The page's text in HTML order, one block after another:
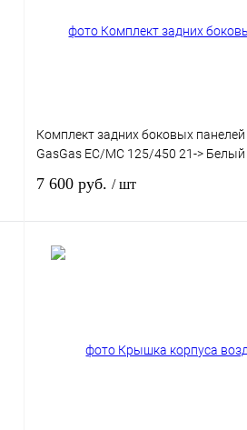
наличии
Комплект задних боковых панелей
GasGas EC/MC 125/450 21-> Белый
7 600 руб. / шт
наличии